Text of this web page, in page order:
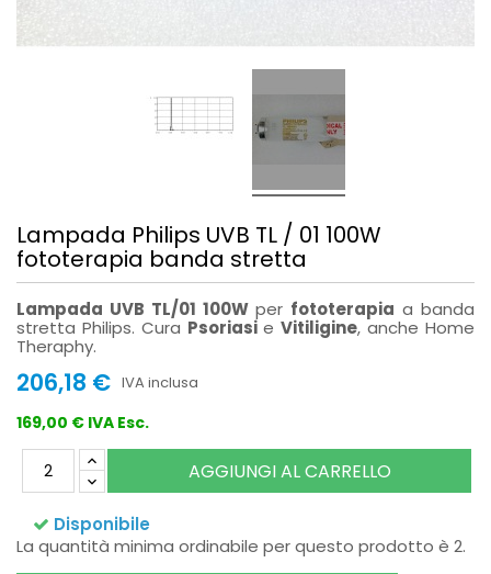
Lampada Philips UVB TL / 01 100W
fototerapia banda stretta
Lampada UVB TL/01 100Wper fototerapia a banda
stretta Philips. Cura PsoriasieVitiligine, anche Home
Theraphy.
206,18 € IVA inclusa
169,00 € IVA Esc.
AGGIUNGI AL CARRELLO
Disponibile
La quantità minima ordinabile per questo prodotto è 2.